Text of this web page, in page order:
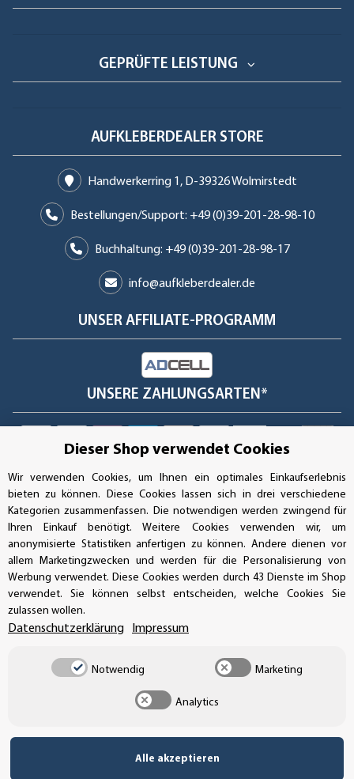
GEPRÜFTE LEISTUNG
AUFKLEBERDEALER STORE
Handwerkerring 1, D-39326 Wolmirstedt
Bestellungen/Support: +49 (0)39-201-28-98-10
Buchhaltung: +49 (0)39-201-28-98-17
info@aufkleberdealer.de
UNSER AFFILIATE-PROGRAMM
UNSERE ZAHLUNGSARTEN*
SSL-Verschlüsselung
UNSER VERSANDDIENSTLEISTER
Vertrag widerrufen
Dieser Shop verwendet Cookies
Wir verwenden Cookies, um Ihnen ein optimales Einkaufserlebnis
bieten zu können. Diese Cookies lassen sich in drei verschiedene
Kategorien zusammenfassen. Die notwendigen werden zwingend für
Ihren Einkauf benötigt. Weitere Cookies verwenden wir, um
anonymisierte Statistiken anfertigen zu können. Andere dienen vor
allem Marketingzwecken und werden für die Personalisierung von
Werbung verwendet. Diese Cookies werden durch 43 Dienste im Shop
verwendet. Sie können selbst entscheiden, welche Cookies Sie
zulassen wollen.
Datenschutzerklärung Impressum
Notwendig Marketing
Analytics
Alle akzeptieren